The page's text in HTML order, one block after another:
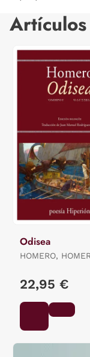
Odisea
HOMERO,
22,95 €